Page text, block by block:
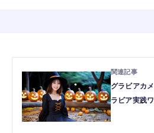
グラビアカ
ラビア実践